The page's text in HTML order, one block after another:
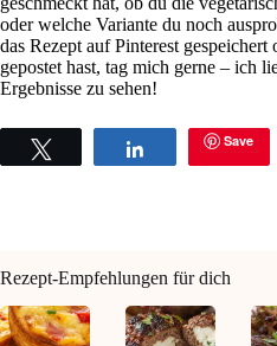
oder welche Variante du noch
das Rezept auf Pinterest gespeichert
gepostet hast, tag mich gerne – ich
Ergebnisse zu sehen!
Save
Rezept-Empfehlungen für dich